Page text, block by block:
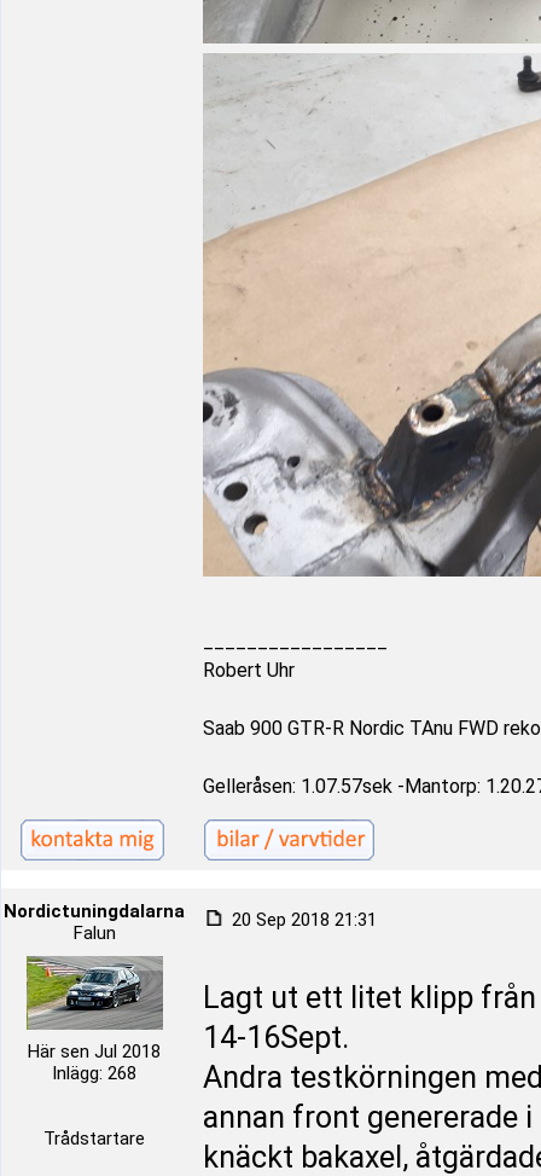
Robert Uhr
Saab 900 GTR-R Nordic TAnu FWD
Gelleråsen: 1.07.57sek -Mantorp:
Nordictuningdalarna
Falun
Här sen Jul 2018
Inlägg: 268
Trådstartare
20 Sep 2018 21:31
Lagt ut ett litet klipp
14-16Sept.
Andra testkörningen
annan front genererade
knäckt bakaxel,